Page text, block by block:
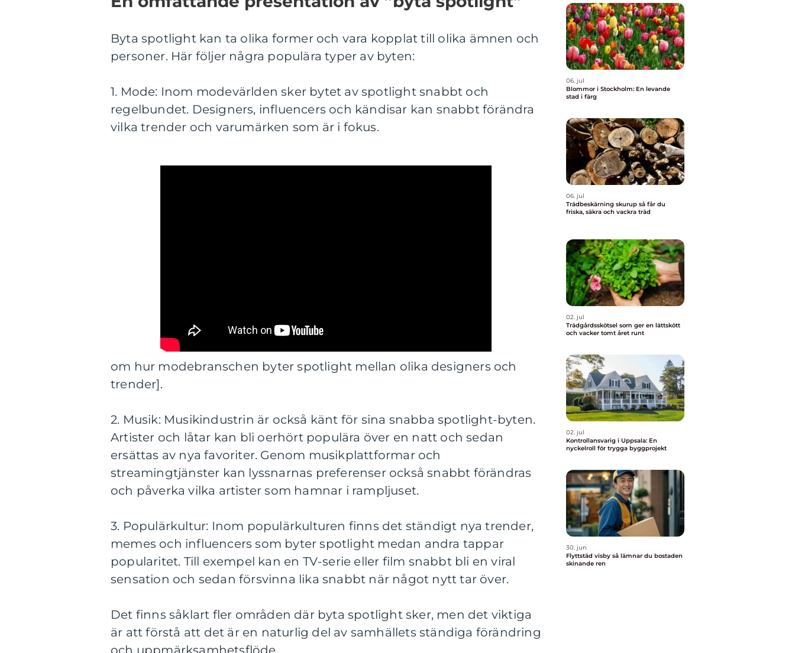
Byta spotlight kan ta olika former och vara kopplat till olika ämnen och
personer. Här följer några populära typer av byten:
1. Mode: Inom modevärlden sker bytet av spotlight snabbt och
regelbundet. Designers, influencers och kändisar kan snabbt förändra
vilka trender och varumärken som är i fokus.
om hur modebranschen byter spotlight mellan olika designers och
trender].
2. Musik: Musikindustrin är också känt för sina snabba spotlight-byten.
Artister och låtar kan bli oerhört populära över en natt och sedan
ersättas av nya favoriter. Genom musikplattformar och
streamingtjänster kan lyssnarnas preferenser också snabbt förändras
och påverka vilka artister som hamnar i rampljuset.
3. Populärkultur: Inom populärkulturen finns det ständigt nya trender,
memes och influencers som byter spotlight medan andra tappar
popularitet. Till exempel kan en TV-serie eller film snabbt bli en viral
sensation och sedan försvinna lika snabbt när något nytt tar över.
Det finns såklart fler områden där byta spotlight sker, men det viktiga
är att förstå att det är en naturlig del av samhällets ständiga förändring
06. jul
Blommor i Stockholm: En levande
stad i färg
06. jul
Trädbeskärning skurup så får du
friska, säkra och vackra träd
02. jul
Trädgårdsskötsel som ger en lättskött
och vacker tomt året runt
02. jul
Kontrollansvarig i Uppsala: En
nyckelroll för trygga byggprojekt
30. jun
Flyttstäd visby så lämnar du bostaden
skinande ren